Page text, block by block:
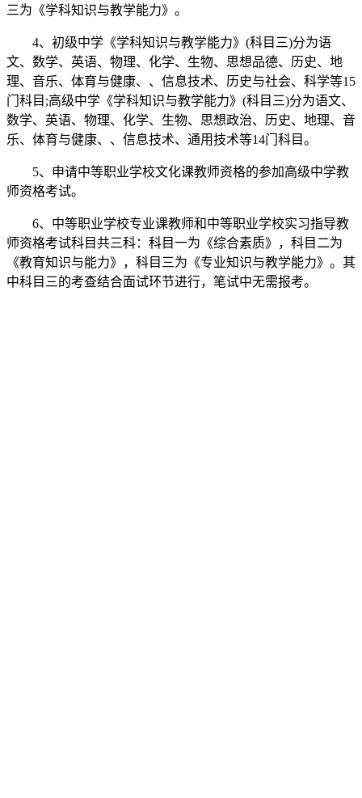
三为《学科知识与教学能力》。
4、初级中学《学科知识与教学能力》(科目三)分为语
文、数学、英语、物理、化学、生物、思想品德、历史、地
理、音乐、体育与健康、、信息技术、历史与社会、科学等15
门科目;高级中学《学科知识与教学能力》(科目三)分为语文、
数学、英语、物理、化学、生物、思想政治、历史、地理、音
乐、体育与健康、、信息技术、通用技术等14门科目。
5、申请中等职业学校文化课教师资格的参加高级中学教
师资格考试。
6、中等职业学校专业课教师和中等职业学校实习指导教
师资格考试科目共三科：科目一为《综合素质》，科目二为
《教育知识与能力》，科目三为《专业知识与教学能力》。其
中科目三的考查结合面试环节进行，笔试中无需报考。